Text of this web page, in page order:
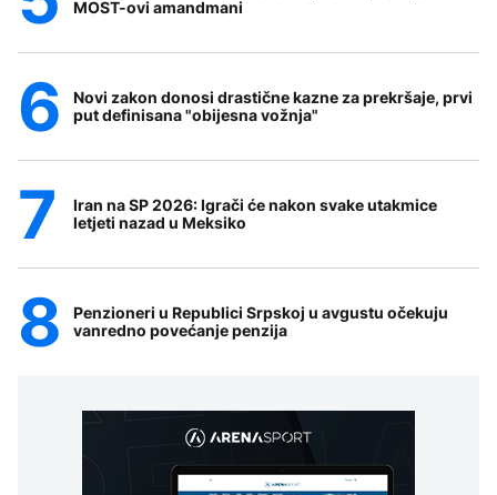
MOST-ovi amandmani
Novi zakon donosi drastične kazne za prekršaje, prvi
put definisana "obijesna vožnja"
Iran na SP 2026: Igrači će nakon svake utakmice
letjeti nazad u Meksiko
Penzioneri u Republici Srpskoj u avgustu očekuju
vanredno povećanje penzija